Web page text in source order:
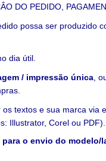
DO PEDIDO,
possa ser produzido
dia útil.
/ impressão única ,
textos e sua marca via
Illustrator, Corel ou PDF).
o envio do modelo/